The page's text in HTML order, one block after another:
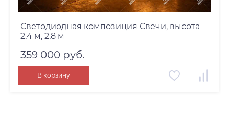
Светодиодная композиция Свечи, высота
2,4 м, 2,8 м
359 000 руб.
В корзину